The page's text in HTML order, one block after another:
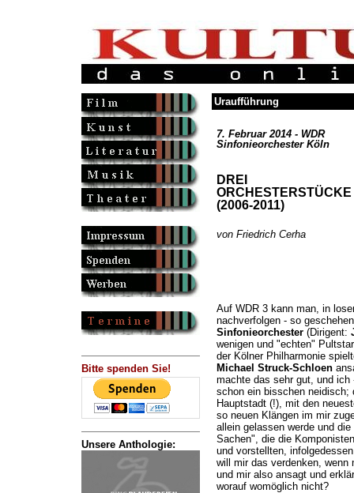
Bitte spenden Sie!
Unsere Anthologie:
Uraufführung
7. Februar 2014 - WDR
Sinfonieorchester Köln
DREI
ORCHESTERSTÜCKE
(2006-2011)
von Friedrich Cerha
Auf WDR 3 kann man, in
nachverfolgen - so
Sinfonieorchester(Dirigent:
wenigen und "echten"
der Kölner Philharmonie
Michael Struck-Schloen
machte das sehr gut, und ich
schon ein bisschen
Hauptstadt (!), mit den
so neuen Klängen im mir
allein gelassen werde und
Sachen", die die
und vorstellten,
will mir das verdenken, wenn
und mir also ansagt und
worauf womöglich nicht?